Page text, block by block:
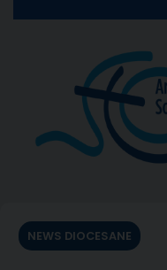
NEWS DIOCESANE